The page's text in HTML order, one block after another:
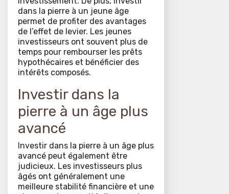
dans la pierre à un jeune âge
permet de profiter des avantages
de l’effet de levier. Les jeunes
investisseurs ont souvent plus de
temps pour rembourser les prêts
hypothécaires et bénéficier des
intérêts composés.
Investir dans la
pierre à un âge plus
avancé
Investir dans la pierre à un âge plus
avancé peut également être
judicieux. Les investisseurs plus
âgés ont généralement une
meilleure stabilité financière et une